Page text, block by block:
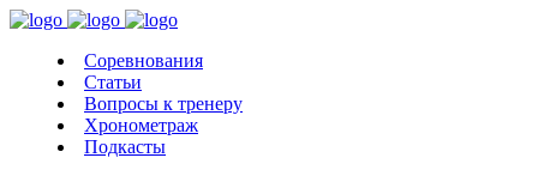
Соревнования
Статьи
Вопросы к тренеру
Хронометраж
Подкасты